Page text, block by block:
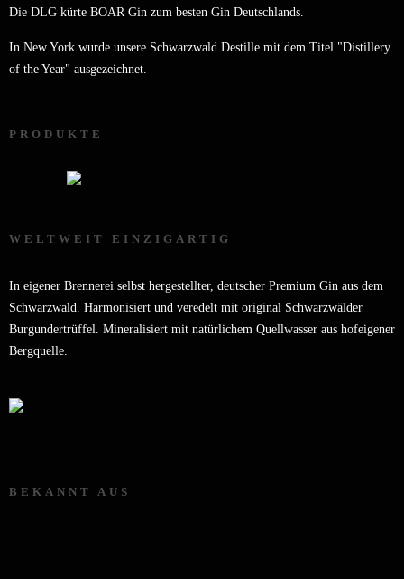
Die DLG kürte BOAR Gin zum besten Gin Deutschlands.
In New York wurde unsere Schwarzwald Destille mit dem Titel "Distillery
of the Year" ausgezeichnet.
PRODUKTE
WELTWEIT EINZIGARTIG
In eigener Brennerei selbst hergestellter, deutscher Premium Gin aus dem
Schwarzwald. Harmonisiert und veredelt mit original Schwarzwälder
Burgundertrüffel. Mineralisiert mit natürlichem Quellwasser aus hofeigener
Bergquelle.
BEKANNT AUS